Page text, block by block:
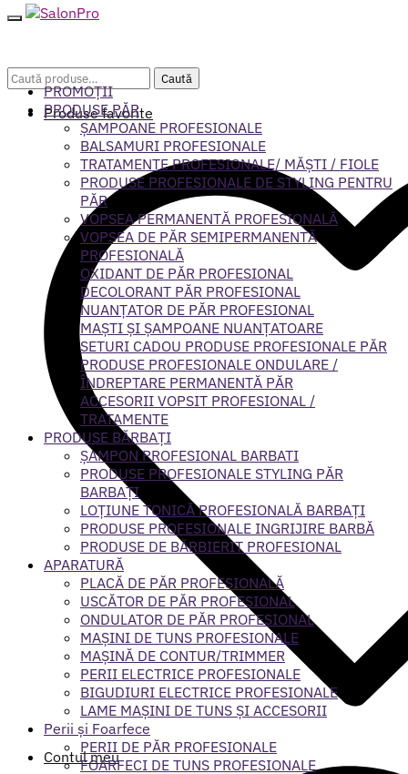
Caută
după:
Caută
Produse favorite
Contul meu
PROMOȚII
PRODUSE PĂR
ȘAMPOANE PROFESIONALE
BALSAMURI PROFESIONALE
TRATAMENTE PROFESIONALE/ MĂȘTI / FIOLE
PRODUSE PROFESIONALE DE STYLING PENTRU
PĂR
VOPSEA PERMANENTĂ PROFESIONALĂ
VOPSEA DE PĂR SEMIPERMANENTĂ
PROFESIONALĂ
OXIDANT DE PĂR PROFESIONAL
DECOLORANT PĂR PROFESIONAL
NUANȚATOR DE PĂR PROFESIONAL
MAȘTI ȘI ȘAMPOANE NUANȚATOARE
SETURI CADOU PRODUSE PROFESIONALE PĂR
PRODUSE PROFESIONALE ONDULARE /
ÎNDREPTARE PERMANENTĂ PĂR
ACCESORII VOPSIT PROFESIONAL /
TRATAMENTE
PRODUSE BĂRBAȚI
ȘAMPON PROFESIONAL BARBATI
PRODUSE PROFESIONALE STYLING PĂR
BARBAȚI
LOȚIUNE TONICĂ PROFESIONALĂ BARBAȚI
PRODUSE PROFESIONALE INGRIJIRE BARBĂ
PRODUSE DE BĂRBIERIT PROFESIONAL
APARATURĂ
PLACĂ DE PĂR PROFESIONALĂ
USCĂTOR DE PĂR PROFESIONAL
ONDULATOR DE PĂR PROFESIONAL
MAȘINI DE TUNS PROFESIONALE
MAȘINĂ DE CONTUR/TRIMMER
PERII ELECTRICE PROFESIONALE
BIGUDIURI ELECTRICE PROFESIONALE
LAME MAȘINI DE TUNS ȘI ACCESORII
Perii și Foarfece
PERII DE PĂR PROFESIONALE
FOARFECI DE TUNS PROFESIONALE